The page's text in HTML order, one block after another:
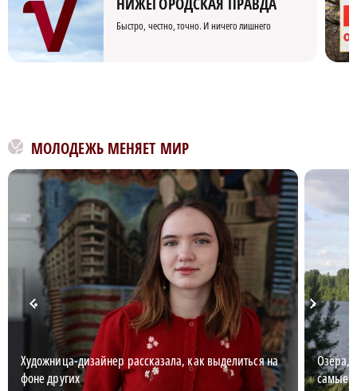
Быстро, честно, точно. И ничего лишнего
МОЛОДЕЖЬ МЕНЯЕТ МИР
Художница-дизайнер рассказала, как выделиться на
фоне других
Озёра,
самые